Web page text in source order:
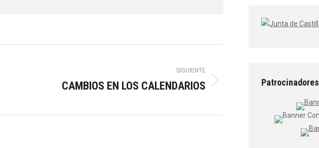
SIGUIENTE
PublicaciónCAMBIOS EN LOS CALENDARIOS Patrocinadores